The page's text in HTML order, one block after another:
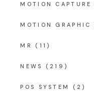
MOTION CAPTURE
MOTION GRAPHIC
MR (11)
NEWS (219)
POS SYSTEM (2)